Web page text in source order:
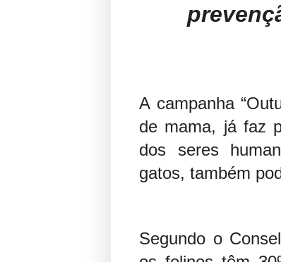
A campanha
de mama, já faz
dos seres
gatos, também
Segundo o